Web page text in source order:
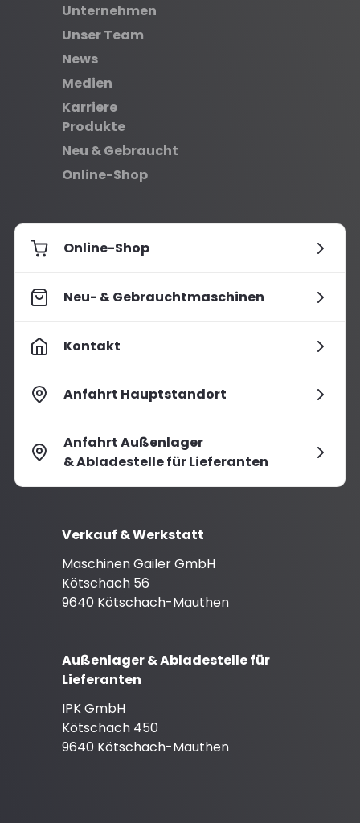
Unternehmen
Unser Team
News
Medien
Karriere
Produkte
Neu & Gebraucht
Online-Shop
Online-Shop
Neu- & Gebrauchtmaschinen
Kontakt
Anfahrt Hauptstandort
Anfahrt Außenlager
& Abladestelle für Lieferanten
Verkauf & Werkstatt
Maschinen Gailer GmbH
Kötschach 56
9640 Kötschach-Mauthen
Außenlager & Abladestelle für
Lieferanten
IPK GmbH
Kötschach 450
9640 Kötschach-Mauthen